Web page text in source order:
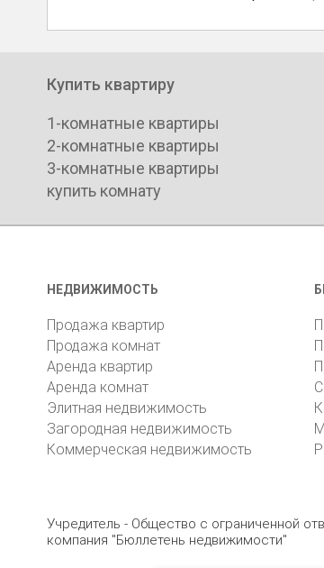
Купить квартиру
1-комнатные квартиры
2-комнатные квартиры
3-комнатные квартиры
купить комнату
НЕДВИЖИМОСТЬ
Продажа квартир
Продажа комнат
Аренда квартир
Аренда комнат
Элитная недвижимость
Загородная недвижимость
Коммерческая недвижимость
Учредитель - Общество с ограниченной
компания "Бюллетень недвижимости"